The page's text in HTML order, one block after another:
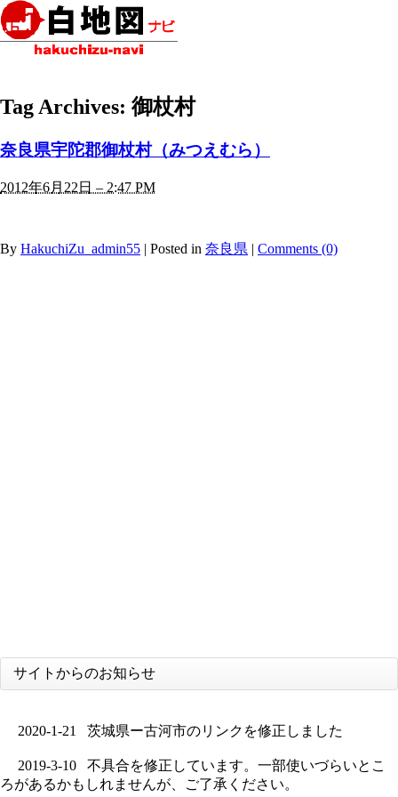
Tag Archives: 御杖村
奈良県宇陀郡御杖村（みつえむら）
2012年6月22日 – 2:47 PM
By HakuchiZu_admin55 | Posted in 奈良県 | Comments (0)
サイトからのお知らせ
2020-1-21 茨城県ー古河市のリンクを修正しました
2019-3-10
不具合を修正しています。一部使いづらいとこ
ろがあるかもしれませんが、ご了承ください。